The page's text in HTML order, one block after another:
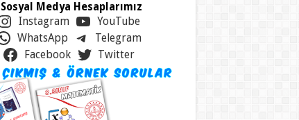
Sosyal Medya Hesaplarımız
Instagram
YouTube
WhatsApp
Telegram
Facebook
Twitter